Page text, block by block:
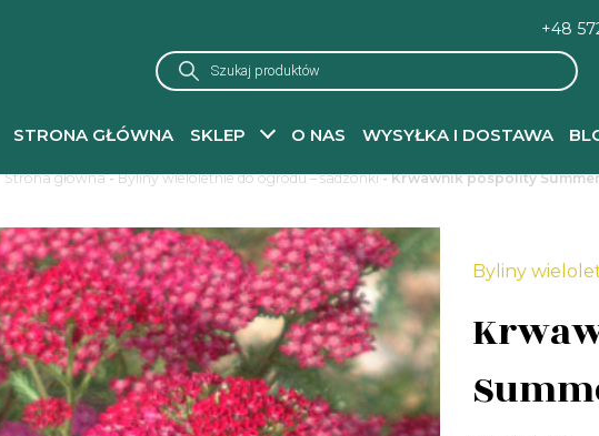
+48
Wyszukiwarka
produktów
STRONA GŁÓWNA SKLEP O NAS WYSYŁKA I DOSTAWA
Strona główna-Byliny wieloletnie do ogrodu – sadzonki- Krwawnik pospolity
Byliny